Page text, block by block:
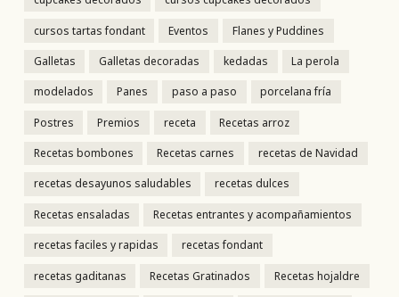
cursos tartas fondant Eventos Flanes y Puddines
Galletas Galletas decoradas kedadas La perola
modelados Panes paso a paso porcelana fría
Postres Premios receta Recetas arroz
Recetas bombones Recetas carnes recetas de Navidad
recetas desayunos saludables recetas dulces
Recetas ensaladas Recetas entrantes y acompañamientos
recetas faciles y rapidas recetas fondant
recetas gaditanas Recetas Gratinados Recetas hojaldre